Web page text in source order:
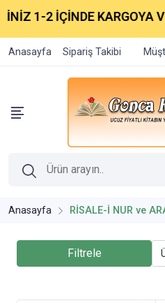
1-2 İÇİNDE KARGOYA
Anasayfa Sipariş Takibi
Anasayfa RİSALE-İ NUR ve
Filtrele